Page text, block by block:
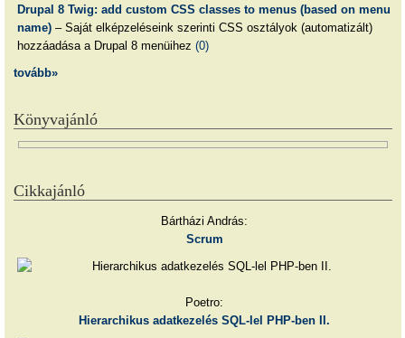
Drupal 8 Twig: add custom CSS classes to menus (based on menu
name)– Saját elképzeléseink szerinti CSS osztályok (automatizált)
hozzáadása a Drupal 8 menüihez (0)
tovább»
Könyvajánló
Cikkajánló
Bártházi András:
Scrum
Poetro:
Hierarchikus adatkezelés SQL-lel PHP-ben II.